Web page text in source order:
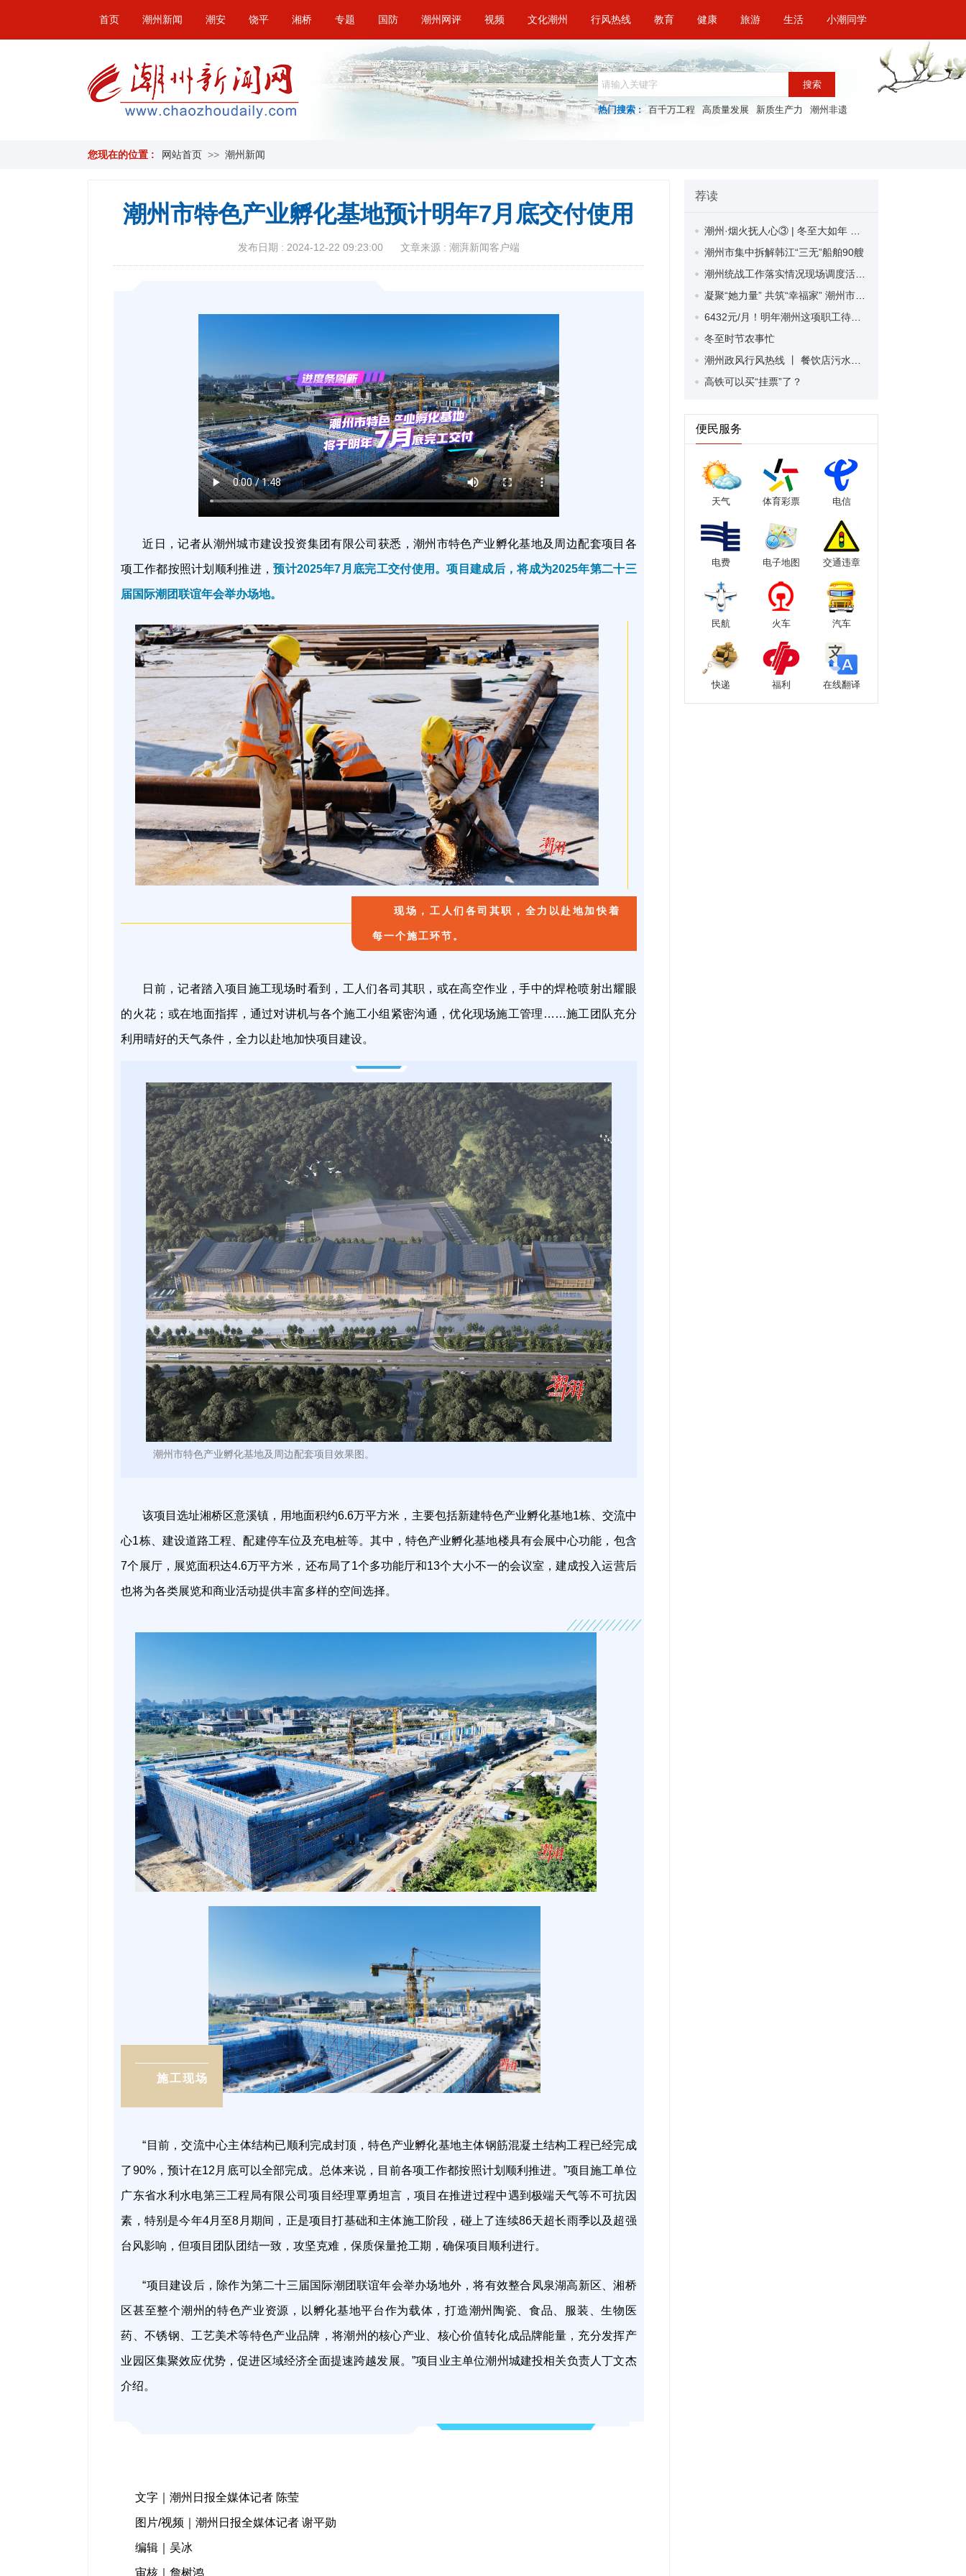
首页 潮州新闻 潮安 饶平 湘桥 专题 国防 潮州网评 视频 文化潮州 行风热线 教育 健康 旅游 生活 小潮同学
搜索
热门搜索 : 百千万工程 高质量发展 新质生产力 潮州非遗
您现在的位置 : 网站首页 >> 潮州新闻
潮州市特色产业孵化基地预计明年7月底交付使用
发布日期 : 2024-12-22 09:23:00 文章来源 : 潮湃新闻客户端
近日，记者从潮州城市建设投资集团有限公司获悉，潮州市特色产业孵化基地及周边配套项目各
项工作都按照计划顺利推进，预计2025年7月底完工交付使用。项目建成后，将成为2025年第二十三
届国际潮团联谊年会举办场地。
现场，工人们各司其职，全力以赴地加快着
每一个施工环节。
日前，记者踏入项目施工现场时看到，工人们各司其职，或在高空作业，手中的焊枪喷射出耀眼
的火花；或在地面指挥，通过对讲机与各个施工小组紧密沟通，优化现场施工管理……施工团队充分
利用晴好的天气条件，全力以赴地加快项目建设。
潮州市特色产业孵化基地及周边配套项目效果图。
该项目选址湘桥区意溪镇，用地面积约6.6万平方米，主要包括新建特色产业孵化基地1栋、交流中
心1栋、建设道路工程、配建停车位及充电桩等。其中，特色产业孵化基地楼具有会展中心功能，包含
7个展厅，展览面积达4.6万平方米，还布局了1个多功能厅和13个大小不一的会议室，建成投入运营后
也将为各类展览和商业活动提供丰富多样的空间选择。
施工现场
“目前，交流中心主体结构已顺利完成封顶，特色产业孵化基地主体钢筋混凝土结构工程已经完成
了90%，预计在12月底可以全部完成。总体来说，目前各项工作都按照计划顺利推进。”项目施工单位
广东省水利水电第三工程局有限公司项目经理覃勇坦言，项目在推进过程中遇到极端天气等不可抗因
素，特别是今年4月至8月期间，正是项目打基础和主体施工阶段，碰上了连续86天超长雨季以及超强
台风影响，但项目团队团结一致，攻坚克难，保质保量抢工期，确保项目顺利进行。
“项目建设后，除作为第二十三届国际潮团联谊年会举办场地外，将有效整合凤泉湖高新区、湘桥
区甚至整个潮州的特色产业资源，以孵化基地平台作为载体，打造潮州陶瓷、食品、服装、生物医
药、不锈钢、工艺美术等特色产业品牌，将潮州的核心产业、核心价值转化成品牌能量，充分发挥产
业园区集聚效应优势，促进区域经济全面提速跨越发展。”项目业主单位潮州城建投相关负责人丁文杰
介绍。
文字｜潮州日报全媒体记者 陈莹
图片/视频｜潮州日报全媒体记者 谢平勋
编辑｜吴冰
审核｜詹树鸿
荐读
潮州市集中拆解韩江“三无”船舶90艘
冬至时节农事忙
高铁可以买“挂票”了？
便民服务
天气 体育彩票 电信
电费 电子地图 交通违章
民航 火车 汽车
快递 福利 在线翻译